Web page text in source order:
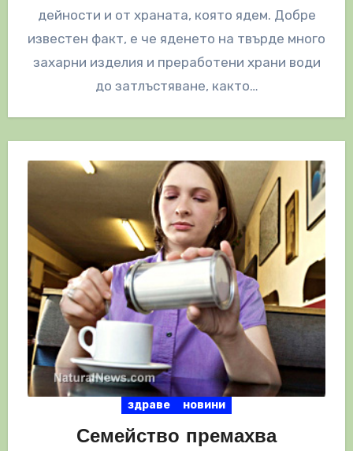
дейности и от храната, която ядем. Добре
известен факт, е че яденето на твърде много
захарни изделия и преработени храни води
до затлъстяване, както…
здраве новини
Семейство премахва